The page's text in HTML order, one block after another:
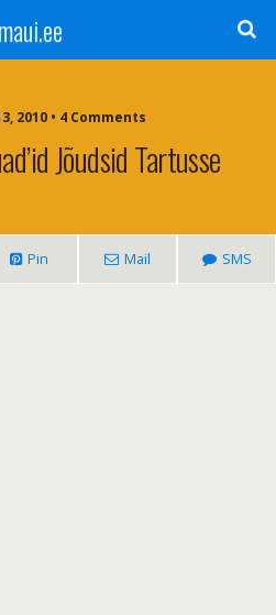
maui.ee
2010 • 4 Comments
Jõudsid Tartusse
Pin Mail SMS